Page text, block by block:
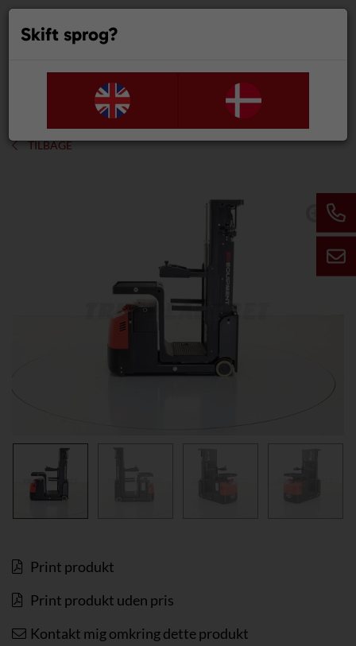
TILBAGE

Print produkt
Print produkt uden pris
Kontakt mig omkring dette produkt
Skift sprog?